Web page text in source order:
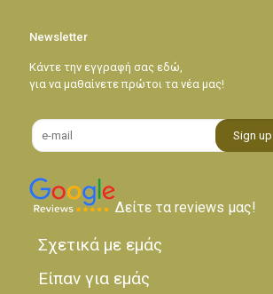
Newsletter
Κάντε την εγγραφή σας εδώ,
για να μαθαίνετε πρώτοι τα νέα μας!
Δείτε τα reviews μας!
Σχετικά με εμάς
Είπαν για εμάς